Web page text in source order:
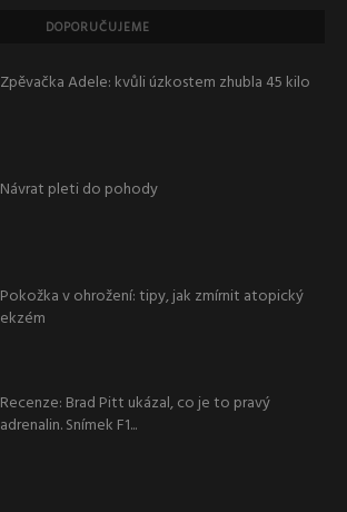
DOPORUČUJEME
Zpěvačka Adele: kvůli úzkostem zhubla 45 kilo
Návrat pleti do pohody
Pokožka v ohrožení: tipy, jak zmírnit atopický
ekzém
Recenze: Brad Pitt ukázal, co je to pravý
adrenalin. Snímek F1...